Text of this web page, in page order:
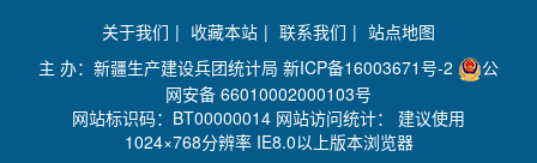
关于我们 | 收藏本站 | 联系我们 | 站点地图
主 办：新疆生产建设兵团统计局 新ICP备16003671号-2
公
网安备 66010002000103号
网站标识码：BT00000014 网站访问统计： 建议使用
1024×768分辨率 IE8.0以上版本浏览器